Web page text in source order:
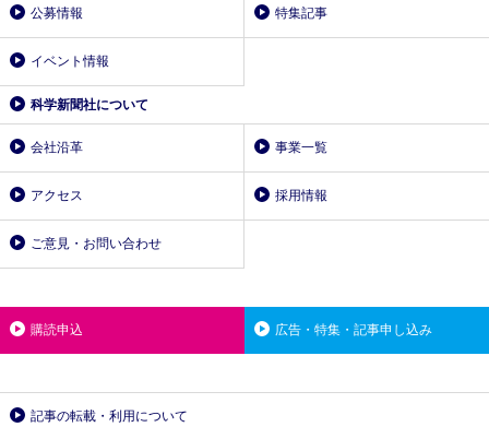
公募情報 特集記事
イベント情報
科学新聞社について
会社沿革 事業一覧
アクセス 採用情報
ご意見・お問い合わせ
購読申込 広告・特集・記事申し込み
記事の転載・利用について